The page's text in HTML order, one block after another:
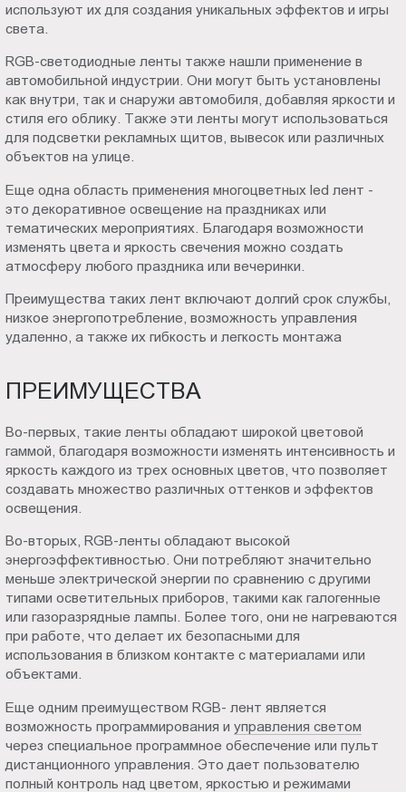
используют их для создания уникальных эффектов и игры
света.
RGB-светодиодные ленты также нашли применение в
автомобильной индустрии. Они могут быть установлены
как внутри, так и снаружи автомобиля, добавляя яркости и
стиля его облику. Также эти ленты могут использоваться
для подсветки рекламных щитов, вывесок или различных
объектов на улице.
Еще одна область применения многоцветных led лент -
это декоративное освещение на праздниках или
тематических мероприятиях. Благодаря возможности
изменять цвета и яркость свечения можно создать
атмосферу любого праздника или вечеринки.
Преимущества таких лент включают долгий срок службы,
низкое энергопотребление, возможность управления
удаленно, а также их гибкость и легкость монтажа
ПРЕИМУЩЕСТВА
Во-первых, такие ленты обладают широкой цветовой
гаммой, благодаря возможности изменять интенсивность и
яркость каждого из трех основных цветов, что позволяет
создавать множество различных оттенков и эффектов
освещения.
Во-вторых, RGB-ленты обладают высокой
энергоэффективностью. Они потребляют значительно
меньше электрической энергии по сравнению с другими
типами осветительных приборов, такими как галогенные
или газоразрядные лампы. Более того, они не нагреваются
при работе, что делает их безопасными для
использования в близком контакте с материалами или
объектами.
Еще одним преимуществом RGB- лент является
возможность программирования иуправления светом
через специальное программное обеспечение или пульт
дистанционного управления. Это дает пользователю
полный контроль над цветом, яркостью и режимами